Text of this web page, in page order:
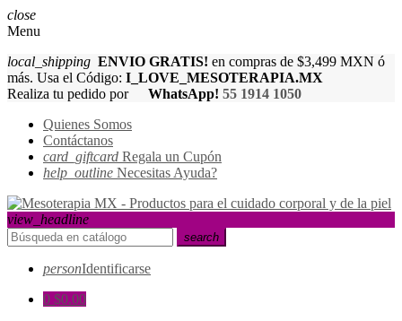
close
Menu
local_shipping ENVIO GRATIS! en compras de $3,499 MXN ó
más. Usa el Código: I_LOVE_MESOTERAPIA.MX
Realiza tu pedido por
WhatsApp! 55 1914 1050
Quienes Somos
Contáctanos
card_giftcard Regala un Cupón
help_outline Necesitas Ayuda?
view_headline
search
personIdentificarse
0 $0.00